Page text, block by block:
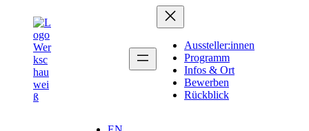
springen
Aussteller:innen
Programm
Infos & Ort
Bewerben
Rückblick